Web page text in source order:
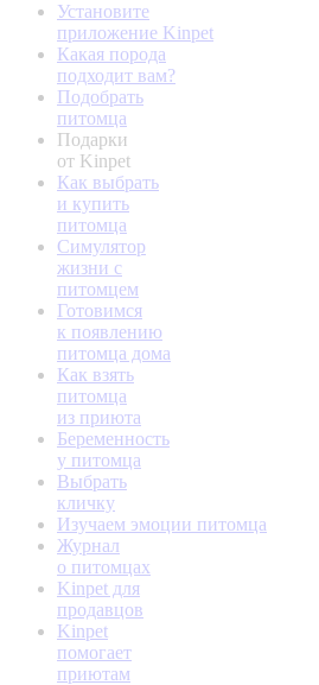
Установите
приложение Kinpet
Какая порода
подходит вам?
Подобрать
питомца
Подарки
от Kinpet
Как выбрать
и купить
питомца
Симулятор
жизни с
питомцем
Готовимся
к появлению
питомца дома
Как взять
питомца
из приюта
Беременность
у питомца
Выбрать
кличку
Изучаем эмоции питомца
Журнал
о питомцах
Kinpet для
продавцов
Kinpet
помогает
приютам